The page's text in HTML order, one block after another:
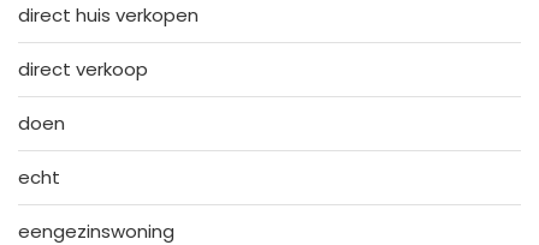
direct huis verkopen
direct verkoop
doen
echt
eengezinswoning